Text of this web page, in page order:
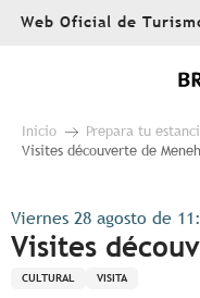
AllerWeb Oficial de
Inicio Prepara tu
Visites découverte de
Viernes 28 agosto de
Visites
CULTURAL VISITA